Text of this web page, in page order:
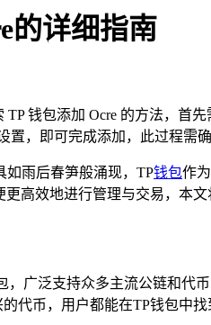
的详细指南
钱包添加 Ocre 的方法，首
，即可完成添加，此过程需
如雨后春笋般涌现，TP钱包作
更高效地进行管理与交易，本
，广泛支持众多主流公链和代
代币，用户都能在TP钱包中